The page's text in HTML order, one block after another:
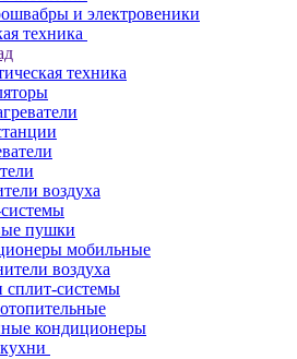
и электровеники
техника
техника
воздуха
пушки
мобильные
воздуха
сплит-системы
кондиционеры